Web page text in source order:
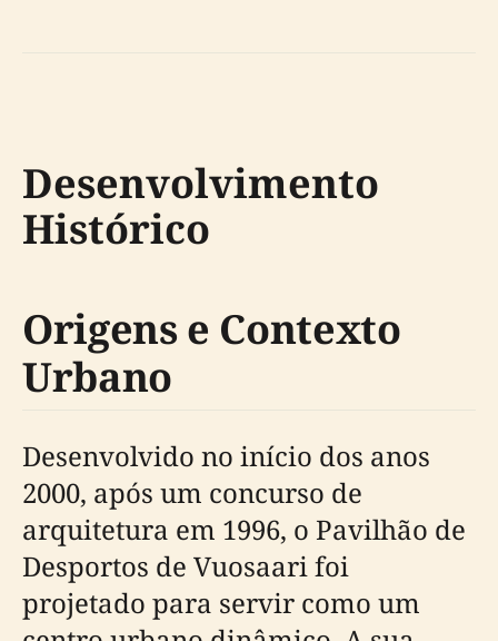
Desenvolvimento
Histórico
Origens e Contexto
Urbano
Desenvolvido no início dos anos
2000, após um concurso de
arquitetura em 1996, o Pavilhão de
Desportos de Vuosaari foi
projetado para servir como um